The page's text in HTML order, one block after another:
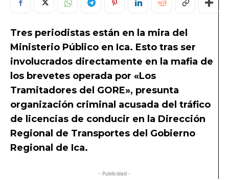
Tres periodistas están en la mira del
Ministerio Público en Ica. Esto tras ser
involucrados directamente en la mafia de
los brevetes operada por «Los
Tramitadores del GORE», presunta
organización criminal acusada del tráfico
de licencias de conducir en la Dirección
Regional de Transportes del Gobierno
Regional de Ica.
- Publicidad -